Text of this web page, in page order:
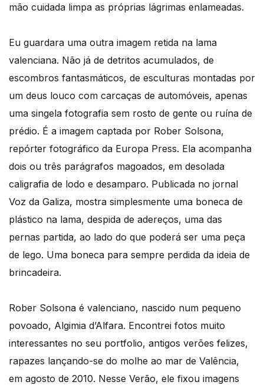
mão cuidada limpa as próprias lágrimas enlameadas.
Eu guardara uma outra imagem retida na lama
valenciana. Não já de detritos acumulados, de
escombros fantasmáticos, de esculturas montadas por
um deus louco com carcaças de automóveis, apenas
uma singela fotografia sem rosto de gente ou ruína de
prédio. É a imagem captada por Rober Solsona,
repórter fotográfico da Europa Press. Ela acompanha
dois ou três parágrafos magoados, em desolada
caligrafia de lodo e desamparo. Publicada no jornal
Voz da Galiza, mostra simplesmente uma boneca de
plástico na lama, despida de adereços, uma das
pernas partida, ao lado do que poderá ser uma peça
de lego. Uma boneca para sempre perdida da ideia de
brincadeira.
Rober Solsona é valenciano, nascido num pequeno
povoado, Algimia d’Alfara. Encontrei fotos muito
interessantes no seu portfolio, antigos verões felizes,
rapazes lançando-se do molhe ao mar de Valência,
em agosto de 2010. Nesse Verão, ele fixou imagens